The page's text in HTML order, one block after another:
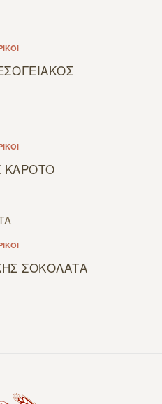
ΚΑΡΟΤΟ
ΣΟΚΟΛΑΤΑ